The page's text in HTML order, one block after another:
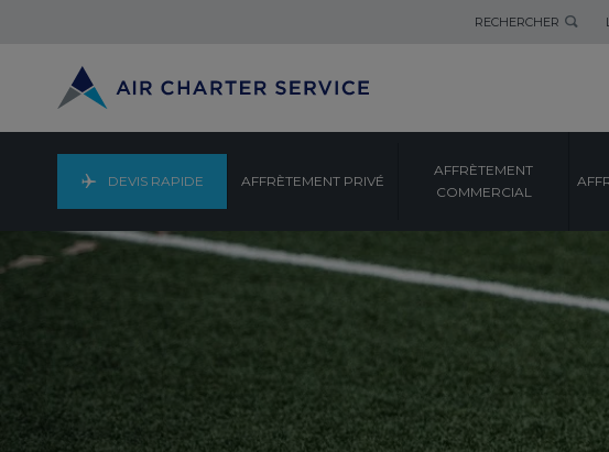
RECHERCHER
DEVIS RAPIDE AFFRÈTEMENT PRIVÉ
AFFRÈTEMENT
COMMERCIAL